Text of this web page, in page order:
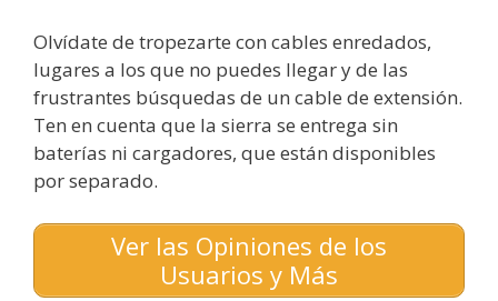
Olvídate de tropezarte con cables enredados,
lugares a los que no puedes llegar y de las
frustrantes búsquedas de un cable de extensión.
Ten en cuenta que la sierra se entrega sin
baterías ni cargadores, que están disponibles
por separado.
Ver las Opiniones de los
Usuarios y Más